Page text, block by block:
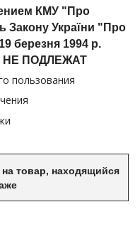
КМУ "Про
Закону України "Про
березня 1994 р.
НЕ ПОДЛЕЖАТ
пользования
на товар, находящийся